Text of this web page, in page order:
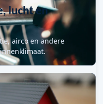
lucht en
airco en andere